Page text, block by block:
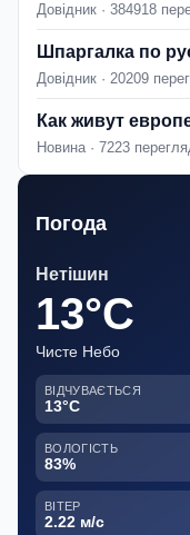
Довідник · 384918
Шпаргалка по
Довідник · 20209
Как живут
Новина · 7223
Погода
Нетішин
13°C
Чисте Небо
ВІДЧУВАЄТЬСЯ
13°C
ВОЛОГІСТЬ
83%
ВІТЕР
2.22 м/с